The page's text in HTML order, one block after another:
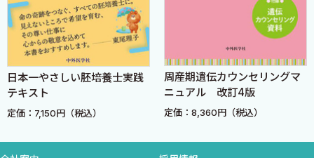
子〉
付録 遺伝カウンセリング資料
日本一やさしい胚培養士実践
テキスト
定価：7,150円（税込）
周産期遺伝カウンセリングマ
ニュアル 改訂4版
定価：8,360円（税込）